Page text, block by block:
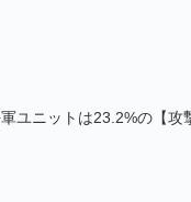
ユニットは23.2%の【